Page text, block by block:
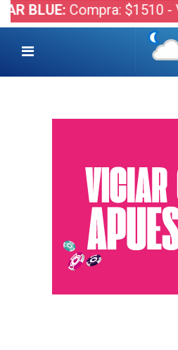
Compra: $1510 -